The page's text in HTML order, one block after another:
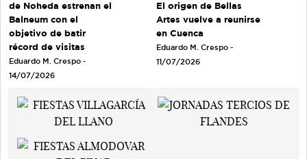
de Noheda estrenan el
Balneum con el
objetivo de batir
récord de visitas
Eduardo M. Crespo -
14/07/2026
El origen de Bellas
Artes vuelve a reunirse
en Cuenca
Eduardo M. Crespo -
11/07/2026